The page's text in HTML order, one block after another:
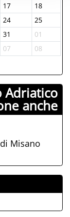
17
18
24
25
31
01
07 08
Adriatico
anche
Misano